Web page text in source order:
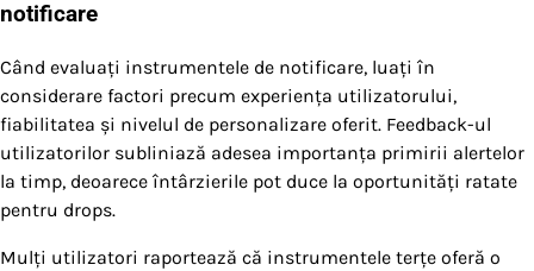
notificare
Când evaluați instrumentele de notificare, luați în
considerare factori precum experiența utilizatorului,
fiabilitatea și nivelul de personalizare oferit. Feedback-ul
utilizatorilor subliniază adesea importanța primirii alertelor
la timp, deoarece întârzierile pot duce la oportunități ratate
pentru drops.
Mulți utilizatori raportează că instrumentele terțe oferă o